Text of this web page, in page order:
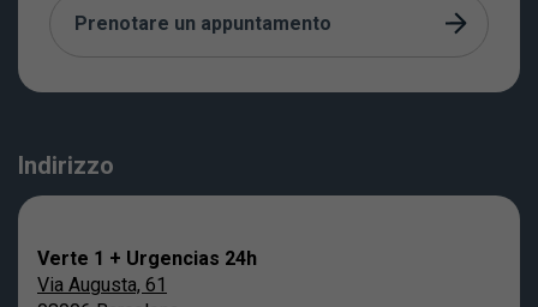
Prenotare un appuntamento
Indirizzo
Verte 1 + Urgencias 24h
Via Augusta, 61